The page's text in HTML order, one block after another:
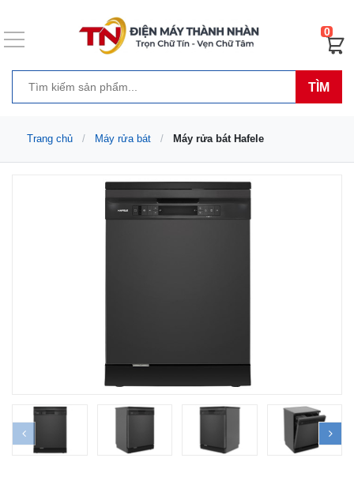
TÌM
0
Trang chủ Máy rửa bát Máy rửa bát Hafele